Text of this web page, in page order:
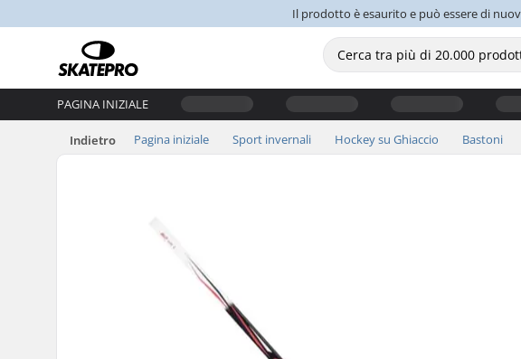
Il prodotto è esaurito e può essere di
PAGINA INIZIALE
Indietro Pagina iniziale Sport invernali Hockey su Ghiaccio Bastoni